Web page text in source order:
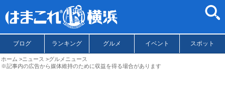
ブログ ランキング グルメ イベント スポット
ホーム ニュース
グルメニュース
※記事内の広告から媒体維持のために収益を得る場合があります